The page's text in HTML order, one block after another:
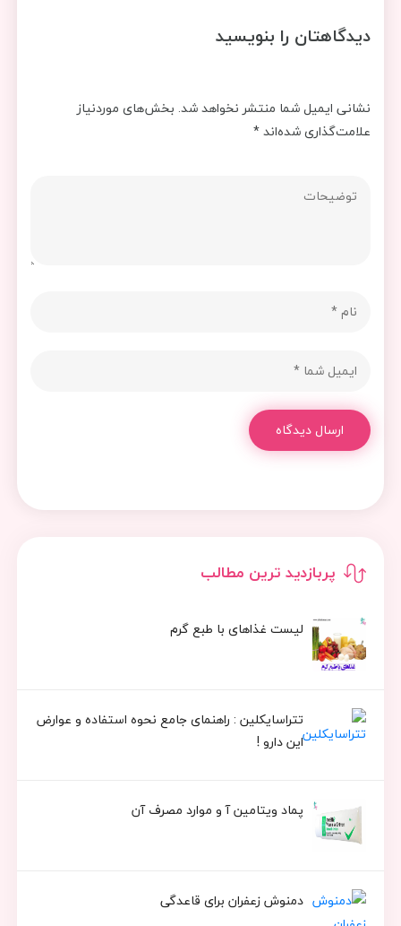
پربازدید ترین مطالب
لیست غذاهای با طبع گرم
تتراسایکلین : راهنمای جامع نحوه استفاده و عوارض
این دارو !
پماد ویتامین آ و موارد مصرف آن
دمنوش زعفران برای قاعدگی
دیدگاهتان را بنویسید
نشانی ایمیل شما منتشر نخواهد شد. بخش‌های موردنیاز
علامت‌گذاری شده‌اند*
ارسال دیدگاه